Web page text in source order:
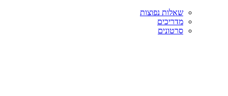
שאלות נפוצות
מדריכים
סרטונים